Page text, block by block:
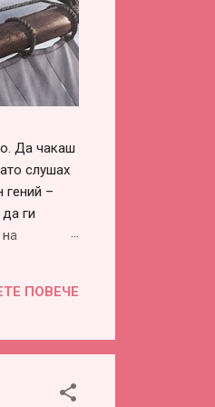
Да чакаш
слушах
гений –
ги
има –
ПОВЕЧЕ